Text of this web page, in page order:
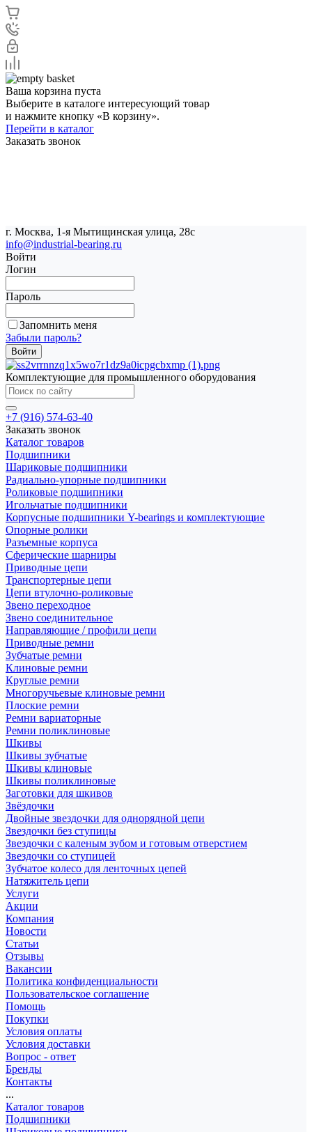
Ваша корзина пуста
Выберите в каталоге интересующий товар
и нажмите кнопку «В корзину».
Перейти в каталог
Заказать звонок
г. Москва, 1-я Мытищинская улица, 28с
info@industrial-bearing.ru
Войти
Логин
Пароль
Запомнить меня
Забыли пароль?
Комплектующие для промышленного оборудования
+7 (916) 574-63-40
Заказать звонок
Каталог товаров
Подшипники
Шариковые подшипники
Радиально-упорные подшипники
Роликовые подшипники
Игольчатые подшипники
Корпусные подшипники Y-bearings и комплектующие
Опорные ролики
Разъемные корпуса
Сферические шарниры
Приводные цепи
Транспортерные цепи
Цепи втулочно-роликовые
Звено переходное
Звено соединительное
Направляющие / профили цепи
Приводные ремни
Зубчатые ремни
Клиновые ремни
Круглые ремни
Многоручьевые клиновые ремни
Плоские ремни
Ремни вариаторные
Ремни поликлиновые
Шкивы
Шкивы зубчатые
Шкивы клиновые
Шкивы поликлиновые
Заготовки для шкивов
Звёздочки
Двойные звездочки для однорядной цепи
Звездочки без ступицы
Звездочки с каленым зубом и готовым отверстием
Звездочки со ступицей
Зубчатое колесо для ленточных цепей
Натяжитель цепи
Услуги
Акции
Компания
Новости
Статьи
Отзывы
Вакансии
Политика конфиденциальности
Пользовательское соглашение
Помощь
Покупки
Условия оплаты
Условия доставки
Вопрос - ответ
Бренды
Контакты
...
Каталог товаров
Подшипники